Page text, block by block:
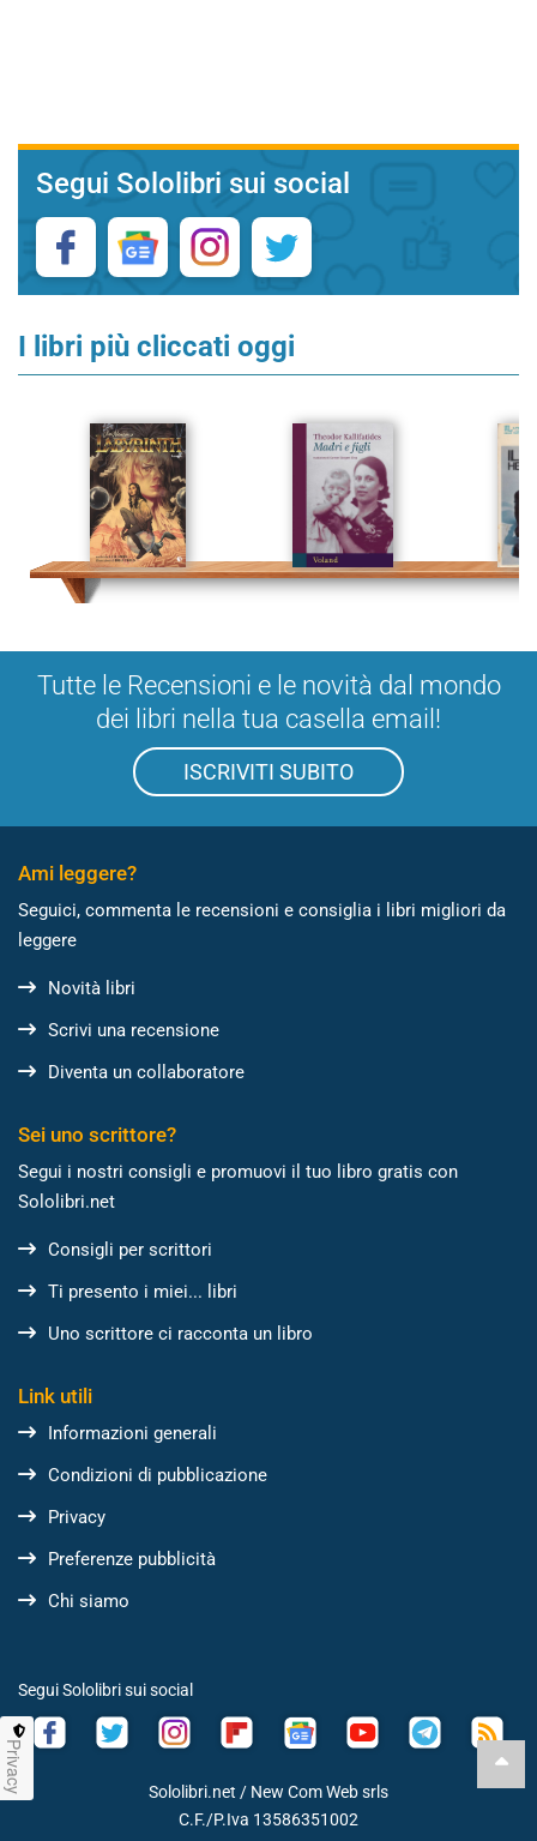
Segui Sololibri sui social
I libri più cliccati oggi
Tutte le Recensioni e le novità dal mondo
dei libri nella tua casella email!
ISCRIVITI SUBITO
Ami leggere?
Seguici, commenta le recensioni e consiglia i libri migliori da
leggere
Novità libri
Scrivi una recensione
Diventa un collaboratore
Sei uno scrittore?
Segui i nostri consigli e promuovi il tuo libro gratis con
Sololibri.net
Consigli per scrittori
Ti presento i miei... libri
Uno scrittore ci racconta un libro
Link utili
Informazioni generali
Condizioni di pubblicazione
Privacy
Preferenze pubblicità
Chi siamo
Segui Sololibri sui social
Sololibri.net / New Com Web srls
C.F./P.Iva 13586351002
Privacy